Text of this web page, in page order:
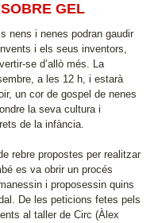
GEL
nens i nenes podran gaudir
i els seus inventors,
se d’allò més. La
a les 12 h, i estarà
un cor de gospel de nenes
la seva cultura i
de la infància.
rebre propostes per realitzar
es va obrir un procés
i proposessin quins
De les peticions fetes pels
al taller de Circ (Àlex